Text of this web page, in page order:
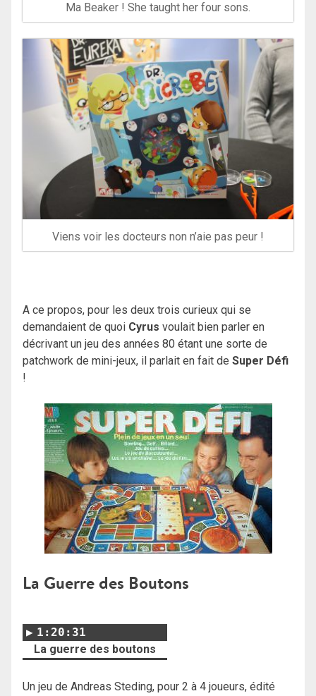
Ma Beaker ! She taught her four sons.
Viens voir les docteurs non n’aie pas peur !
A ce propos, pour les deux trois curieux qui se
demandaient de quoi Cyrus voulait bien parler en
décrivant un jeu des années 80 étant une sorte de
patchwork de mini-jeux, il parlait en fait de Super Défi
!
La Guerre des Boutons
1:20:31
La guerre des boutons
Un jeu de Andreas Steding, pour 2 à 4 joueurs, édité